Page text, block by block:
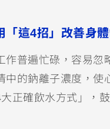
這4招」改善身
作普遍忙碌，容易
中的鈉離子濃度，
正確飲水方式」，